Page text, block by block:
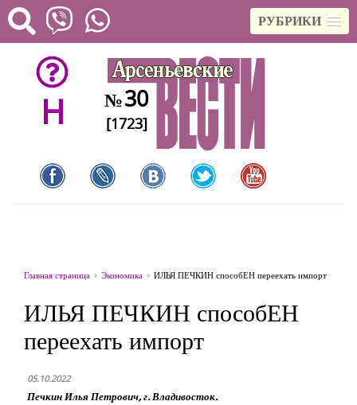
РУБРИКИ
H №30
[1723]
Главная страница Экономика ИЛЬЯ ПЕЧКИН способЕН переехать импорт
ИЛЬЯ ПЕЧКИН способЕН
переехать импорт
05.10.2022
Печкин Илья Петрович, г. Владивосток.